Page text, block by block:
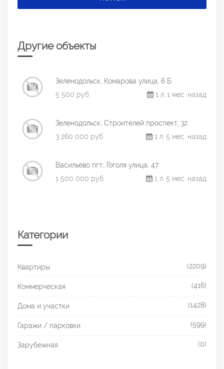
Другие объекты
Зеленодольск, Комарова улица, 6 Б
5 500 руб.
1 л. 1 мес. назад
Зеленодольск, Строителей проспект, 32
3 260 000 руб.
1 л. 5 мес. назад
Васильево пгт., Гоголя улица, 47
1 500 000 руб.
1 л. 5 мес. назад
Категории
Квартиры (2209)
Коммерческая (416)
Дома и участки (1428)
Гаражи / парковки (599)
Зарубежная (0)